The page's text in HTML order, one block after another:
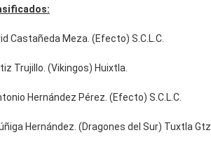
Castañeda Meza. (Efecto) S.C.L.C.
Trujillo. (Vikingos) Huixtla.
Hernández Pérez. (Efecto) S.C.L.C.
Hernández. (Dragones del Sur) Tuxtla Gtz.